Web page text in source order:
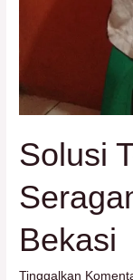
Solusi
Bekasi
Tinggalkan